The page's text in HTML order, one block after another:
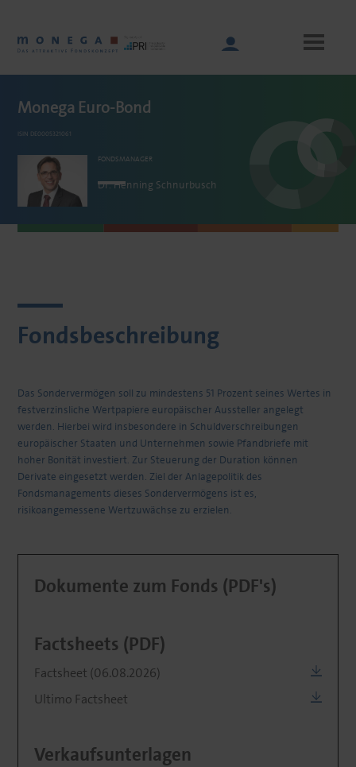
Main
navigation
Monega Euro-Bond
ISIN DE0005321061
FONDSMANAGER
Dr. Henning Schnurbusch
Fondsbeschreibung
Das Sondervermögen soll zu mindestens 51 Prozent seines Wertes in
festverzinsliche Wertpapiere europäischer Aussteller angelegt
werden. Hierbei wird insbesondere in Schuldverschreibungen
europäischer Staaten und Unternehmen sowie Pfandbriefe mit
hoher Bonität investiert. Zur Steuerung der Duration können
Derivate eingesetzt werden. Ziel der Anlagepolitik des
Fondsmanagements dieses Sondervermögens ist es,
risikoangemessene Wertzuwächse zu erzielen.
Dokumente zum Fonds (PDF's)
Factsheets (PDF)
Factsheet (06.08.2026)
Ultimo Factsheet
Verkaufsunterlagen